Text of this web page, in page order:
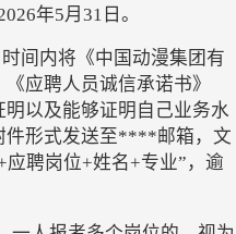
年5月31日 。
间内将《中国动漫集团有
应聘人员诚信承诺书》
明以及能够证明自己业务水
件形式发送至****邮箱，文
聘岗位+姓名+专业”，逾